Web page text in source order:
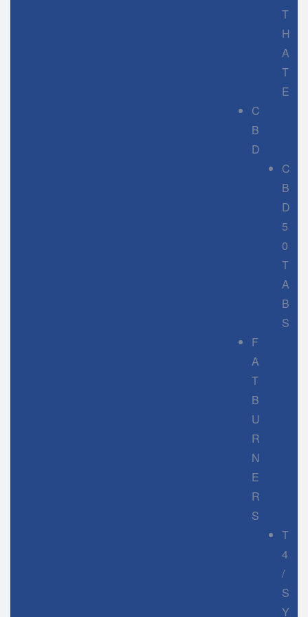
T
H
A
T
E
C
B
D
C
B
D
5
0
T
A
B
S
F
A
T
B
U
R
N
E
R
S
T
4
/
S
Y